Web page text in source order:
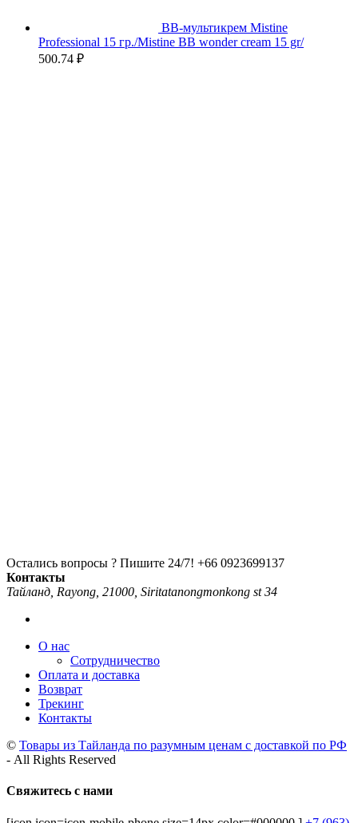
BB-мультикрем Mistine
Professional 15 гр./Mistine BB wonder cream 15 gr/
500.74 ₽
Остались вопросы ? Пишите 24/7! +66 0923699137
Контакты
Тайланд, Rayong, 21000, Siritatanongmonkong st 34
О нас
Сотрудничество
Оплата и доставка
Возврат
Трекинг
Контакты
© Товары из Тайланда по разумным ценам с доставкой по РФ
- All Rights Reserved
Свяжитесь с нами